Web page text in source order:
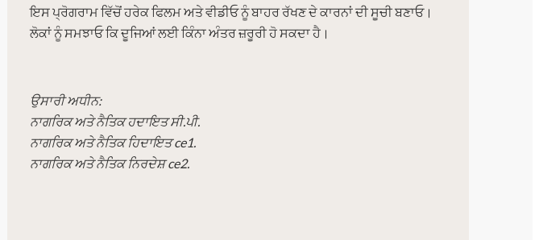
ਇਸ ਪ੍ਰੋਗਰਾਮ ਵਿੱਚੋਂ ਹਰੇਕ ਫਿਲਮ ਅਤੇ ਵੀਡੀਓ ਨੂੰ ਬਾਹਰ ਰੱਖਣ ਦੇ ਕਾਰਨਾਂ ਦੀ ਸੂਚੀ ਬਣਾਓ।
ਲੋਕਾਂ ਨੂੰ ਸਮਝਾਓ ਕਿ ਦੂਜਿਆਂ ਲਈ ਕਿੰਨਾ ਅੰਤਰ ਜ਼ਰੂਰੀ ਹੋ ਸਕਦਾ ਹੈ।
ਉਸਾਰੀ ਅਧੀਨ:
ਨਾਗਰਿਕ ਅਤੇ ਨੈਤਿਕ ਹਦਾਇਤ ਸੀ.ਪੀ.
ਨਾਗਰਿਕ ਅਤੇ ਨੈਤਿਕ ਹਿਦਾਇਤ ce1.
ਨਾਗਰਿਕ ਅਤੇ ਨੈਤਿਕ ਨਿਰਦੇਸ਼ ce2.